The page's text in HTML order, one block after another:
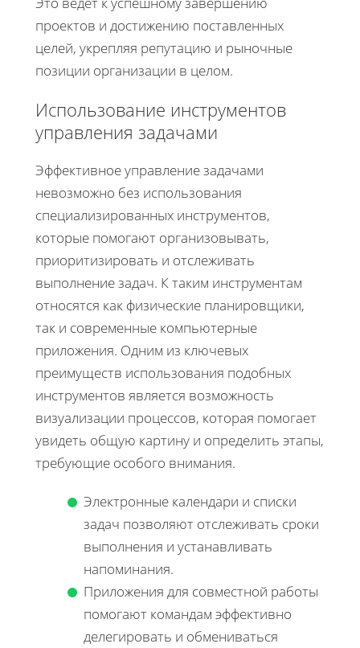
проектов и достижению поставленных
целей, укрепляя репутацию и рыночные
позиции организации в целом.
Использование инструментов
управления задачами
Эффективное управление задачами
невозможно без использования
специализированных инструментов,
которые помогают организовывать,
приоритизировать и отслеживать
выполнение задач. К таким инструментам
относятся как физические планировщики,
так и современные компьютерные
приложения. Одним из ключевых
преимуществ использования подобных
инструментов является возможность
визуализации процессов, которая помогает
увидеть общую картину и определить этапы,
требующие особого внимания.
Электронные календари и списки
задач позволяют отслеживать сроки
выполнения и устанавливать
напоминания.
Приложения для совместной работы
помогают командам эффективно
делегировать и обмениваться